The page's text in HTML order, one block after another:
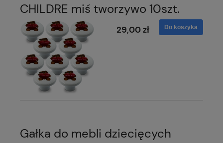
CHILDRE miś tworzywo 10szt.
29,00 zł Do koszyka
Gałka do mebli dziecięcych